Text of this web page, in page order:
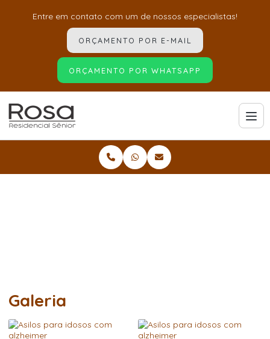
Entre em contato com um de nossos especialistas!
ORÇAMENTO POR E-MAIL
ORÇAMENTO POR WHATSAPP
Galeria